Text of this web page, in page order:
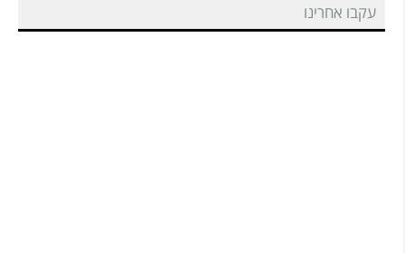
עקבו אחרינו